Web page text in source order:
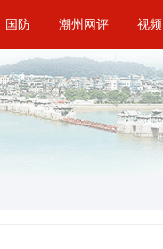
国防 潮州网评 视频